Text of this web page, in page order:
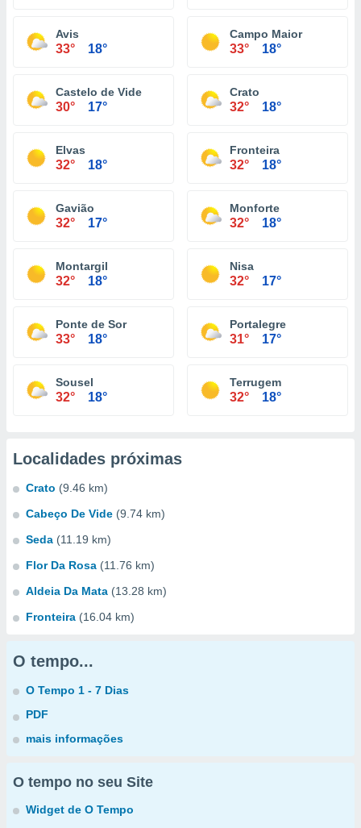
Avis
33° 18°
Campo Maior
33° 18°
Castelo de Vide
30° 17°
Crato
32° 18°
Elvas
32° 18°
Fronteira
32° 18°
Gavião
32° 17°
Monforte
32° 18°
Montargil
32° 18°
Nisa
32° 17°
Ponte de Sor
33° 18°
Portalegre
31° 17°
Sousel
32° 18°
Terrugem
32° 18°
Localidades próximas
Crato (9.46 km)
Cabeço De Vide (9.74 km)
Seda (11.19 km)
Flor Da Rosa (11.76 km)
Aldeia Da Mata (13.28 km)
Fronteira (16.04 km)
O tempo...
O Tempo 1 - 7 Dias
PDF
mais informações
O tempo no seu Site
Widget de O Tempo